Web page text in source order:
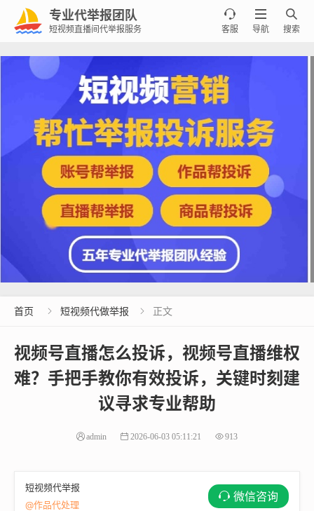
专业代举报团队
短视频直播间代举报服务

搜索

导航

客服
首页  短视频代做举报  正文
视频号直播怎么投诉，视频号直播维权
难？手把手教你有效投诉，关键时刻建
议寻求专业帮助
admin 2026-06-03 05:11:21 913
短视频代举报
@作品代处理
微信咨询